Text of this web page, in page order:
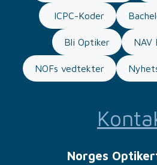
ICPC-Koder
Bli Optiker NAV
NOFs vedtekter
Norges